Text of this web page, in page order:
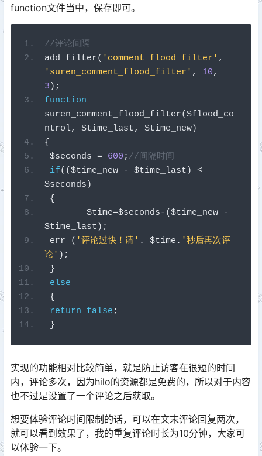
function文件当中，保存即可。
//评论间隔
add_filter( 'comment_flood_filter' ,
'suren_comment_flood_filter' , 10,
3 );
function
suren_comment_flood_filter($flood_co
ntrol, $time_last, $time_new)
{
$seconds = 600 ; //间隔时间
if(($time_new - $time_last )
<
$seconds )
{
	$time
=$seconds-($time_new
-
$time_last );
err
( '评论过快！请' . $time . '秒后再次评
论' );
}
else
{
return
false ;
}
实现的功能相对比较简单，就是防止访客在很短的时间
内，评论多次，因为hilo的资源都是免费的，所以对于内容
也不过是设置了一个评论之后获取。
想要体验评论时间限制的话，可以在文末评论回复两次，
就可以看到效果了，我的重复评论时长为10分钟，大家可
以体验一下。